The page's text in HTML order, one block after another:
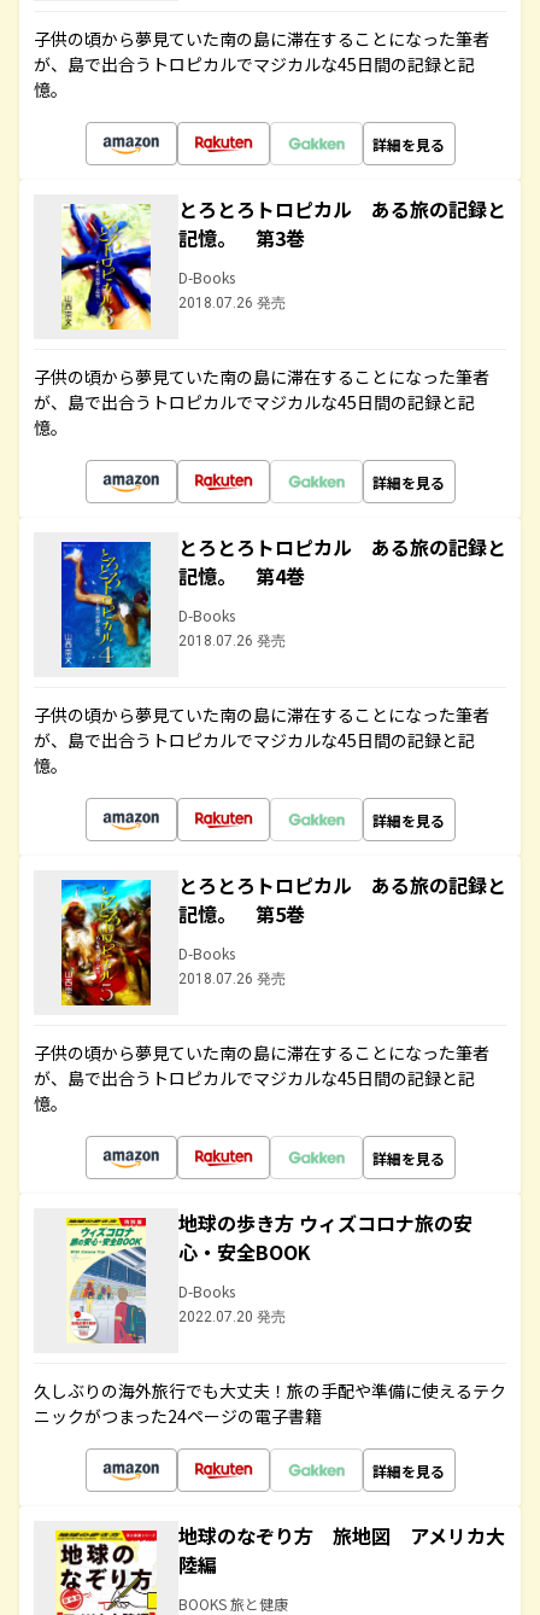
子供の頃から夢見ていた南の島に滞在することになった筆者
が、島で出合うトロピカルでマジカルな45日間の記録と記
憶。
詳細を見る
とろとろトロピカル ある旅の記録と
記憶。 第3巻
D-Books
2018.07.26 発売
子供の頃から夢見ていた南の島に滞在することになった筆者
が、島で出合うトロピカルでマジカルな45日間の記録と記
憶。
詳細を見る
とろとろトロピカル ある旅の記録と
記憶。 第4巻
D-Books
2018.07.26 発売
子供の頃から夢見ていた南の島に滞在することになった筆者
が、島で出合うトロピカルでマジカルな45日間の記録と記
憶。
詳細を見る
とろとろトロピカル ある旅の記録と
記憶。 第5巻
D-Books
2018.07.26 発売
子供の頃から夢見ていた南の島に滞在することになった筆者
が、島で出合うトロピカルでマジカルな45日間の記録と記
憶。
詳細を見る
地球の歩き方 ウィズコロナ旅の安
心・安全BOOK
D-Books
2022.07.20 発売
久しぶりの海外旅行でも大丈夫！旅の手配や準備に使えるテク
ニックがつまった24ページの電子書籍
詳細を見る
地球のなぞり方 旅地図 アメリカ大
陸編
BOOKS 旅と健康